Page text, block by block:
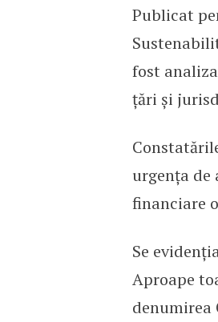
Cum stau
Publicat
fost
țări și
urgența
financiare
Se
Aproape
denumirea